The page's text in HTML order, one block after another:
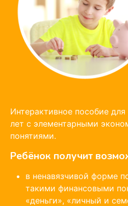
Интерактивное пособие
лет с элементарными
понятиями.
Ребёнок получит
в ненавязчивой форме
такими финансовыми
«деньги», «личный и